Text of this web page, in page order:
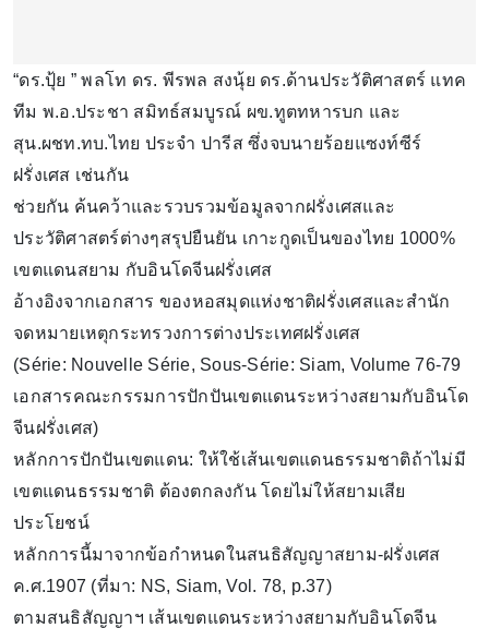
“ดร.ปุ้ย ” พลโท ดร. พีรพล สงนุ้ย ดร.ด้านประวัติศาสตร์ แทค
ทีม พ.อ.ประชา สมิทธ์สมบูรณ์ ผข.ทูตทหารบก และ
สุน.ผชท.ทบ.ไทย ประจำ ปารีส ซึ่งจบนายร้อยแซงท์ซีร์
ฝรั่งเศส เช่นกัน
ช่วยกัน ค้นคว้าและรวบรวมข้อมูลจากฝรั่งเศสและ
ประวัติศาสตร์ต่างๆสรุปยืนยัน เกาะกูดเป็นของไทย 1000%
เขตแดนสยาม กับอินโดจีนฝรั่งเศส
อ้างอิงจากเอกสาร ของหอสมุดแห่งชาติฝรั่งเศสและสำนัก
จดหมายเหตุกระทรวงการต่างประเทศฝรั่งเศส
(Série: Nouvelle Série, Sous-Série: Siam, Volume 76-79
เอกสารคณะกรรมการปักปันเขตแดนระหว่างสยามกับอินโด
จีนฝรั่งเศส)
หลักการปักปันเขตแดน: ให้ใช้เส้นเขตแดนธรรมชาติถ้าไม่มี
เขตแดนธรรมชาติ ต้องตกลงกัน โดยไม่ให้สยามเสีย
ประโยชน์
หลักการนี้มาจากข้อกำหนดในสนธิสัญญาสยาม-ฝรั่งเศส
ค.ศ.1907 (ที่มา: NS, Siam, Vol. 78, p.37)
ตามสนธิสัญญาฯ เส้นเขตแดนระหว่างสยามกับอินโดจีน